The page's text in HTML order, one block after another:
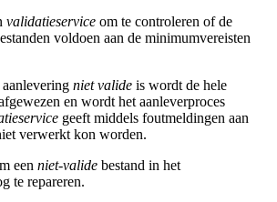
validatieservice om te controleren of de
voldoen aan de minimumvereisten
niet valide is wordt de hele
en wordt het aanleverproces
geeft middels foutmeldingen aan
verwerkt kon worden.
een niet-valide bestand in het
te repareren.